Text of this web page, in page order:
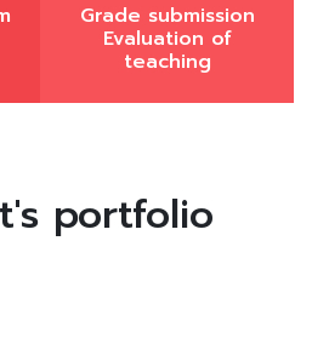
Grade submission
Evaluation of
teaching
portfolio